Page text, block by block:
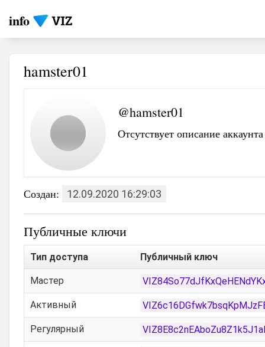
info
hamster01
@hamster01
Отсутствует описание аккаунта
Создан: 12.09.2020 16:29:03
Публичные ключи
Тип доступа Публичный ключ
Мастер
Активный
Регулярный